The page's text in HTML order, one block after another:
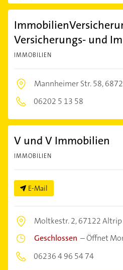
Versicherungs- und
IMMOBILIEN
Mannheimer Str. 58,
06202 5 13 58
V und V Immobilien
IMMOBILIEN
E-Mail
Moltkestr. 2,67122 Altrip
Geschlossen –Öffnet
06236 4 96 54 74